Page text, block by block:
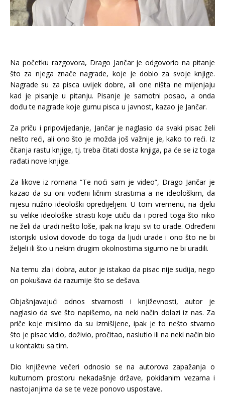
Na početku razgovora, Drago Jančar je odgovorio na pitanje
što za njega znače nagrade, koje je dobio za svoje knjige.
Nagrade su za pisca uvijek dobre, ali one ništa ne mijenjaju
kad je pisanje u pitanju. Pisanje je samotni posao, a onda
dođu te nagrade koje gurnu pisca u javnost, kazao je Jančar.
Za priču i pripovijedanje, Jančar je naglasio da svaki pisac želi
nešto reći, ali ono što je možda još važnije je, kako to reći. Iz
čitanja rastu knjige, tj. treba čitati dosta knjiga, pa će se iz toga
rađati nove knjige.
Za likove iz romana “Te noći sam je video”, Drago Jančar je
kazao da su oni vođeni ličnim strastima a ne ideološkim, da
nijesu nužno ideološki opredijeljeni. U tom vremenu, na djelu
su velike ideološke strasti koje utiču da i pored toga što niko
ne želi da uradi nešto loše, ipak na kraju svi to urade. Određeni
istorijski uslovi dovode do toga da ljudi urade i ono što ne bi
željeli ili što u nekim drugim okolnostima sigurno ne bi uradili.
Na temu zla i dobra, autor je istakao da pisac nije sudija, nego
on pokušava da razumije što se dešava.
Objašnjavajući odnos stvarnosti i književnosti, autor je
naglasio da sve što napišemo, na neki način dolazi iz nas. Za
priče koje mislimo da su izmišljene, ipak je to nešto stvarno
što je pisac vidio, doživio, pročitao, naslutio ili na neki način bio
u kontaktu sa tim.
Dio književne večeri odnosio se na autorova zapažanja o
kulturnom prostoru nekadašnje države, pokidanim vezama i
nastojanjima da se te veze ponovo uspostave.